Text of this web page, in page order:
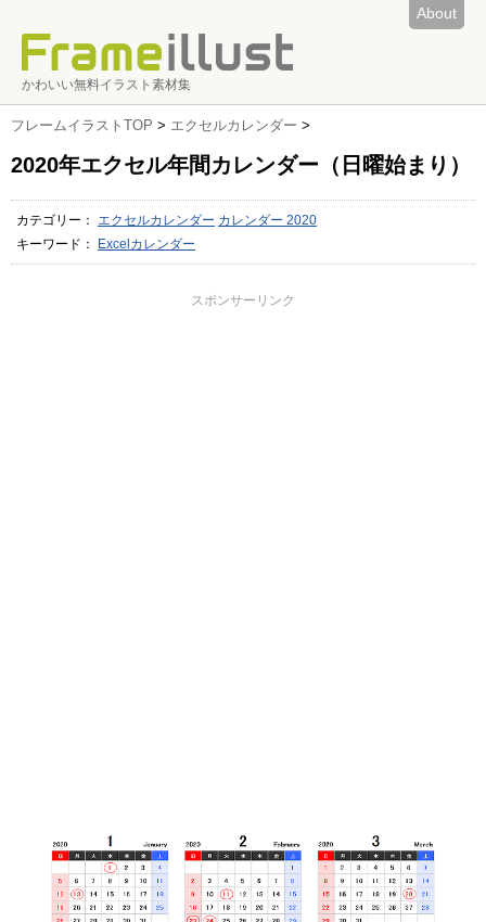
About
かわいい無料イラスト素材集
フレームイラストTOP > エクセルカレンダー >
2020年エクセル年間カレンダー（日曜始まり）
カテゴリー： エクセルカレンダー カレンダー 2020
キーワード：
Excelカレンダー
スポンサーリンク